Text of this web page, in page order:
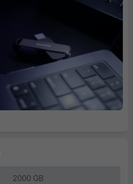
2000 GB